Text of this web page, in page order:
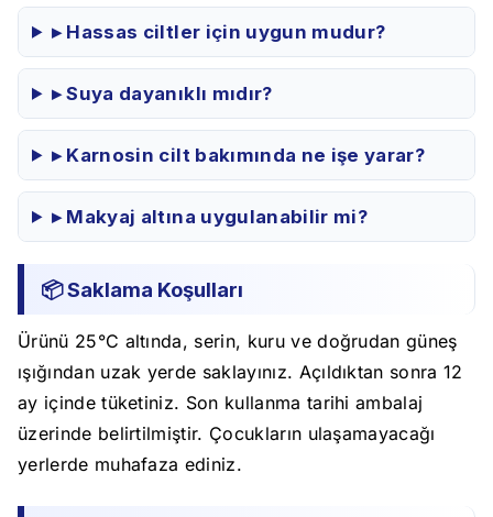
▸ Hassas ciltler için uygun mudur?
▸ Suya dayanıklı mıdır?
▸ Karnosin cilt bakımında ne işe yarar?
▸ Makyaj altına uygulanabilir mi?
📦 Saklama Koşulları
Ürünü 25°C altında, serin, kuru ve doğrudan güneş
ışığından uzak yerde saklayınız. Açıldıktan sonra 12
ay içinde tüketiniz. Son kullanma tarihi ambalaj
üzerinde belirtilmiştir. Çocukların ulaşamayacağı
yerlerde muhafaza ediniz.